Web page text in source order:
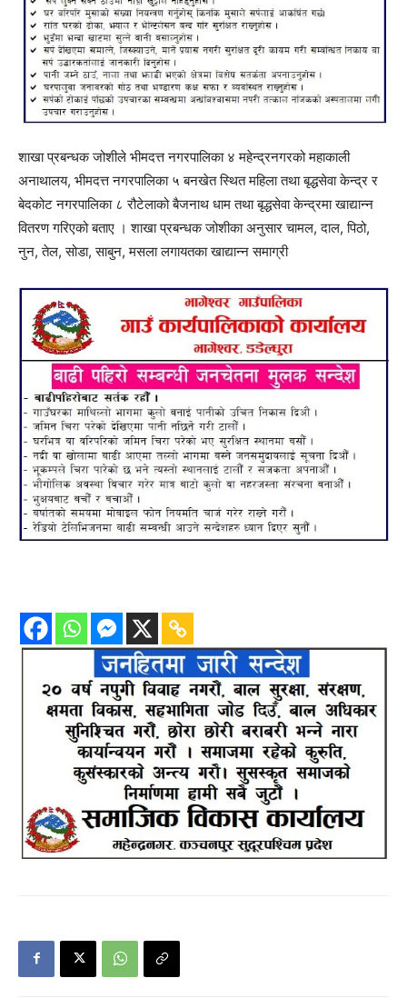
शाखा प्रबन्धक जोशीले भीमदत्त नगरपालिका ४ महेन्द्रनगरको महाकाली
अनाथालय, भीमदत्त नगरपालिका ५ बनखेत स्थित महिला तथा बृद्धसेवा केन्द्र र
बेदकोट नगरपालिका ८ रौटेलाको बैजनाथ धाम तथा बृद्धसेवा केन्द्रमा खाद्यान्न
वितरण गरिएको बताए । शाखा प्रबन्धक जोशीका अनुसार चामल, दाल, पिठो,
नुन, तेल, सोडा, साबुन, मसला लगायतका खाद्यान्न समाग्री